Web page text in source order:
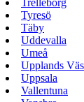
Trelleborg
Tyresö
Täby
Uddevalla
Umeå
Upplands
Uppsala
Vallentuna